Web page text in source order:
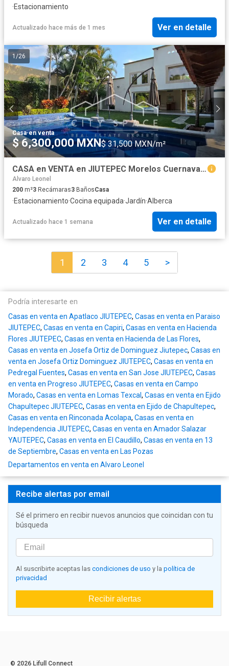
·Estacionamiento
Actualizado hace más de 1 mes Ver en detalle
1 /26
Casa·en venta
$ 6,300,000 MXN$ 31,500 MXN/m²
CASA en VENTA en JIUTEPEC Morelos Cuernavaca
Alvaro Leonel
200 m²3 Recámaras3 BañosCasa
·Estacionamiento·Cocina equipada·Jardín·Alberca
Actualizado hace 1 semana Ver en detalle
1 2 3 4 5 >
Podría interesarte en
Casas en venta en Apatlaco JIUTEPEC, Casas en venta en Paraiso
JIUTEPEC, Casas en venta en Capiri, Casas en venta en Hacienda
Flores JIUTEPEC, Casas en venta en Hacienda de Las Flores,
Casas en venta en Josefa Ortiz de Dominguez Jiutepec, Casas en
venta en Josefa Ortiz Dominguez JIUTEPEC, Casas en venta en
Pedregal Fuentes, Casas en venta en San Jose JIUTEPEC, Casas
en venta en Progreso JIUTEPEC, Casas en venta en Campo
Morado, Casas en venta en Lomas Texcal, Casas en venta en Ejido
Chapultepec JIUTEPEC, Casas en venta en Ejido de Chapultepec,
Casas en venta en Rinconada Acolapa, Casas en venta en
Independencia JIUTEPEC, Casas en venta en Amador Salazar
YAUTEPEC, Casas en venta en El Caudillo, Casas en venta en 13
de Septiembre, Casas en venta en Las Pozas
Departamentos en venta en Alvaro Leonel
Recibe alertas por email
Sé el primero en recibir nuevos anuncios que coincidan con tu
búsqueda
Al suscribirte aceptas las condiciones de uso y la política de
privacidad
Recibir alertas
© 2026 Lifull Connect